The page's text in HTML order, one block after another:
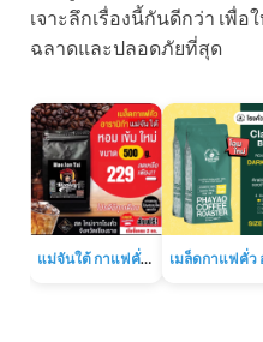
เจาะลึกเรื่องนี้กันดีกว่า เพื่
ฉลาดและปลอดภัยที่สุด
แม่จันใต้ กาแฟคั่ว หอม เข้ม